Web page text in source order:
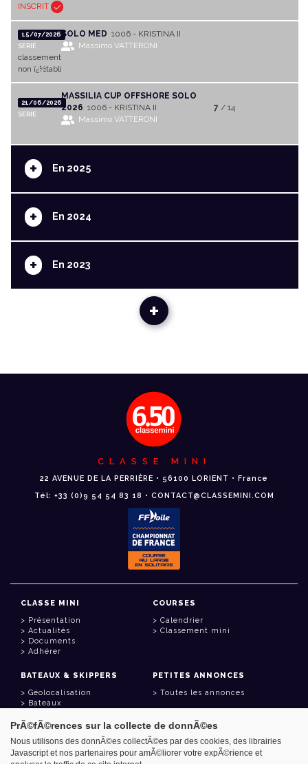
INSCRIT
15/07/2026
SERIE
SOLO MED 1006 - KRISTINA II
Massimo VATTERONI
classement
non ï¿½tabli
21/06/2026
SERIE
MASSILIA CUP OFFSHORE SOLO
2026 1006 - KRISTINA II
Massimo VATTERONI
7 / 14
+ En 2025
+ En 2024
+ En 2023
+
CLASSE MINI
22 AVENUE DE LA PERRIÈRE • 56100 LORIENT • France
Tél: +33 (0)9 54 54 83 18 • CONTACT@CLASSEMINI.COM
CLASSE MINI
Présentation
Actualités
Documents
Adhérer
COURSES
Calendrier
Classement mini
BATEAUX & SKIPPERS
Géolocalisation
Bateaux
PETITES ANNONCES
Toutes les annonces
LIENS UTILES
Espace adhérent
PrÃ©fÃ©rences sur la collecte de donnÃ©es
Nous utilisons des donnÃ©es collectÃ©es par des cookies, des librairies
Javascript et nos partenaires pour amÃ©liorer votre expÃ©rience et